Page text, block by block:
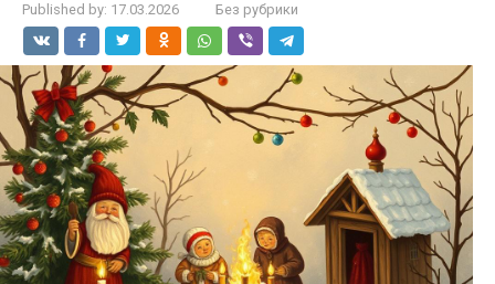
Published by: 17.03.2026 Без рубрики